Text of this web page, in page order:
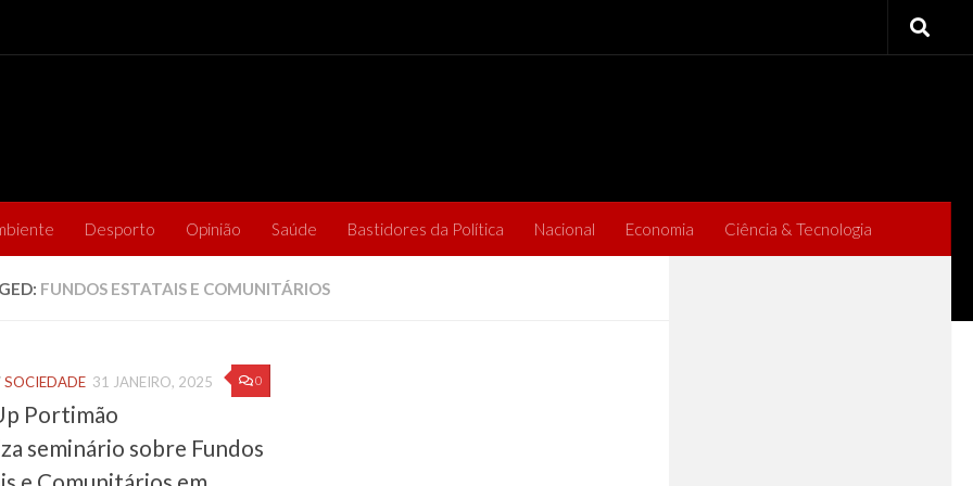
Desporto Opinião Saúde Bastidores da Política Nacional Economia Ciência & Tecnologia
FUNDOS ESTATAIS E COMUNITÁRIOS
0
SOCIEDADE 31 JANEIRO, 2025
Portimão
seminário sobre Fundos